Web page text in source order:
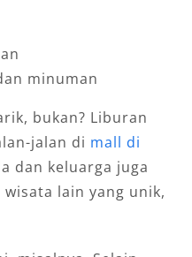
minuman
bukan? Liburan
jalan di mall di
dan keluarga juga
lain yang unik,